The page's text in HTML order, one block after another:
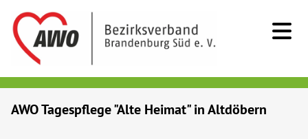
AWO Tagespflege "Alte Heimat" in Altdöbern